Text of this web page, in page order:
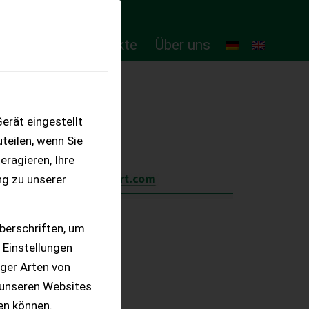
eingestellt
wenn Sie
Ihre
zu unserer
um
Arten von
Websites
können.
Online-Produkte Über uns